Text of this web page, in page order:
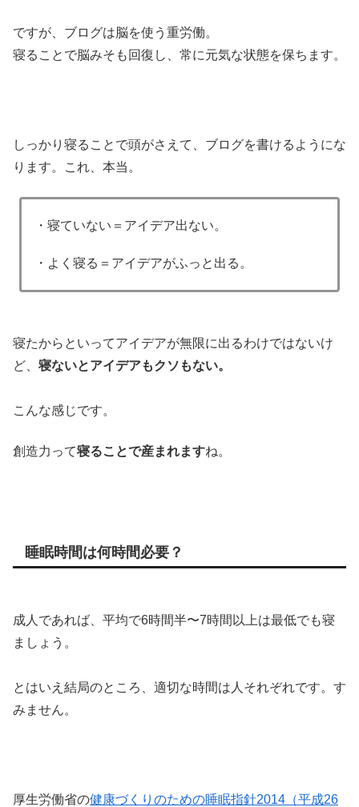
ですが、ブログは脳を使う重労働。
寝ることで脳みそも回復し、常に元気な状態を保ちます。
しっかり寝ることで頭がさえて、ブログを書けるようにな
ります。これ、本当。
・寝ていない＝アイデア出ない。
・よく寝る＝アイデアがふっと出る。
寝たからといってアイデアが無限に出るわけではないけ
ど、 寝ないとアイデアもクソもない。
こんな感じです。
創造力って寝ることで産まれますね。
睡眠時間は何時間必要？
成人であれば、平均で6時間半〜7時間以上は最低でも寝
ましょう。
とはいえ結局のところ、適切な時間は人それぞれです。す
みません。
厚生労働省の健康づくりのための睡眠指針2014（平成26